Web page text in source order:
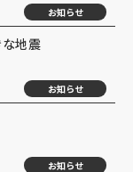
お知らせ
な地震
お知らせ
お知らせ